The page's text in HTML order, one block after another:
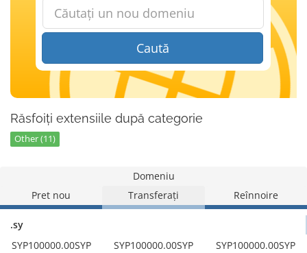
Caută
Răsfoiți extensiile după categorie
Other (11)
Domeniu
Pret nou
Transferați Reînnoire
.sy
SYP100000.00SYP
SYP100000.00SYP SYP100000.00SYP